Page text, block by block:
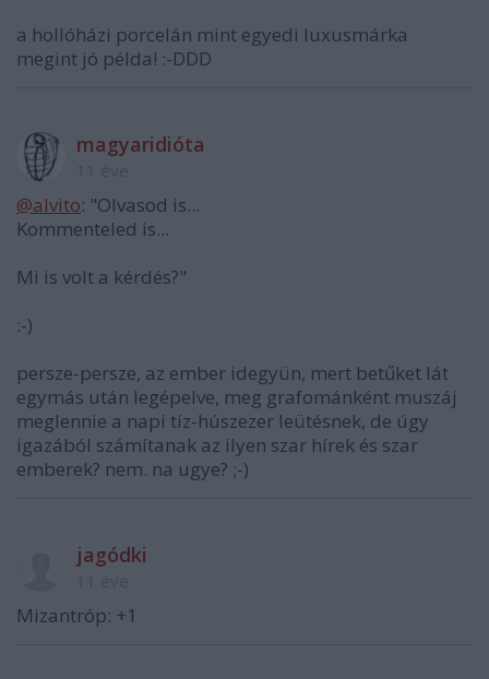
a hollóházi porcelán mint egyedi luxusmárka
megint jó példa! :-DDD
magyaridióta
@alvito: "Olvasod is...
Kommenteled is...
Mi is volt a kérdés?"
:-)
persze-persze, az ember idegyün, mert betűket lát
egymás után legépelve, meg grafománként muszáj
meglennie a napi tíz-húszezer leütésnek, de úgy
igazából számítanak az ilyen szar hírek és szar
emberek? nem. na ugye? ;-)
jagódki
Mizantróp: +1